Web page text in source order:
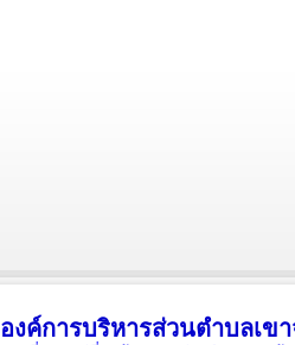
องค์การบริหารส่วนตำบลเข